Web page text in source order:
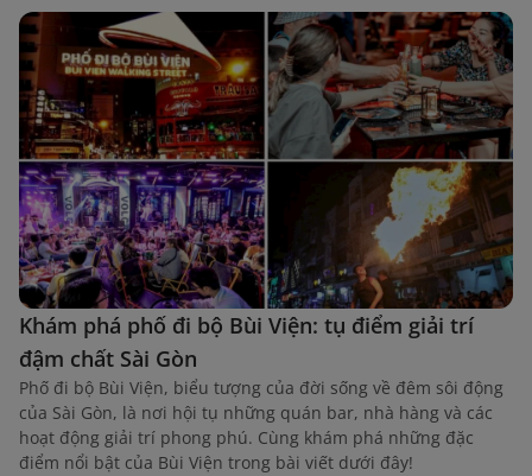
Khám phá phố đi bộ Bùi Viện: tụ điểm giải trí
đậm chất Sài Gòn
Phố đi bộ Bùi Viện, biểu tượng của đời sống về đêm sôi động
của Sài Gòn, là nơi hội tụ những quán bar, nhà hàng và các
hoạt động giải trí phong phú. Cùng khám phá những đặc
điểm nổi bật của Bùi Viện trong bài viết dưới đây!